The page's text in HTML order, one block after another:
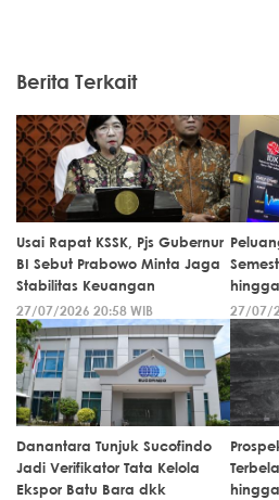
Berita Terkait
Usai Rapat KSSK, Pjs Gubernur
BI Sebut Prabowo Minta Jaga
Stabilitas Keuangan
27/07/2026 20:58 WIB
27/07/
Danantara Tunjuk Sucofindo
Jadi Verifikator Tata Kelola
Ekspor Batu Bara dkk